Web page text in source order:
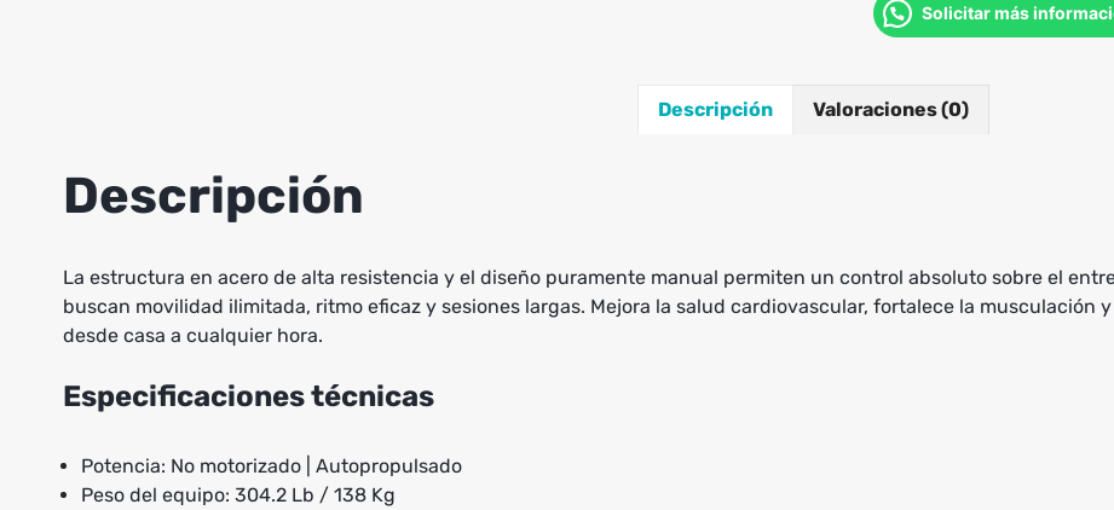
Solicitar más
Descripción Valoraciones (0)
Descripción
La estructura en acero de alta resistencia y el diseño puramente manual permiten un control absoluto sobre el
buscan movilidad ilimitada, ritmo eficaz y sesiones largas. Mejora la salud cardiovascular, fortalece la
desde casa a cualquier hora.
Especificaciones técnicas
Potencia: No motorizado | Autopropulsado
Peso del equipo: 304.2 Lb / 138 Kg